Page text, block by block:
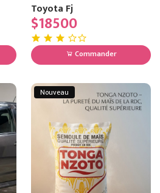
Toyota Fj
$18500
Commander
Nouveau